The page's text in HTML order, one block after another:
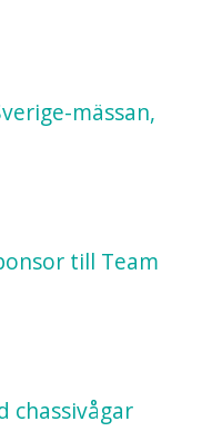
mässan,
till Team
chassivågar